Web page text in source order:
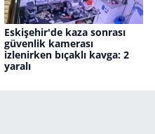
Eskişehir'de kaza sonrası
güvenlik kamerası
izlenirken bıçaklı kavga: 2
yaralı